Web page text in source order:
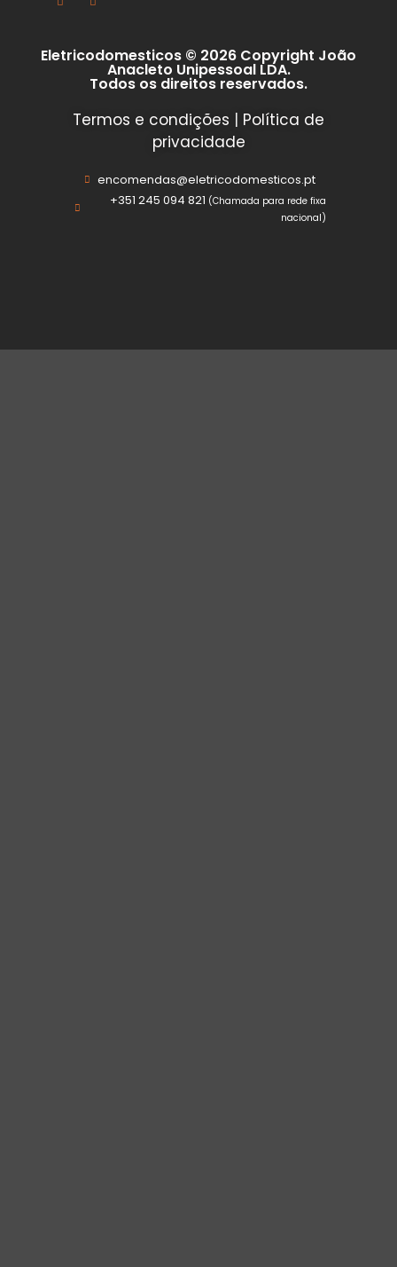
Eletricodomesticos © 2026 Copyright João
Anacleto Unipessoal LDA.
Todos os direitos reservados.
Termos e condições | Política de
privacidade
encomendas@eletricodomesticos.pt
+351 245 094 821 (Chamada para rede fixa
nacional)